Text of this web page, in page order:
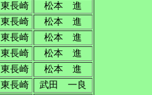
東長崎
松本 進
東長崎
松本 進
東長崎
松本 進
東長崎
松本 進
東長崎
松本 進
東長崎
武田 一良